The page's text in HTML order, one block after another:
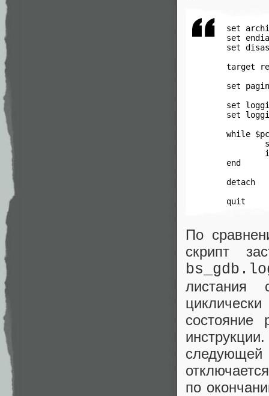
set
set
set
target
set
set
set
while
end
detach
quit
По
скрипт
листания
состояние
по